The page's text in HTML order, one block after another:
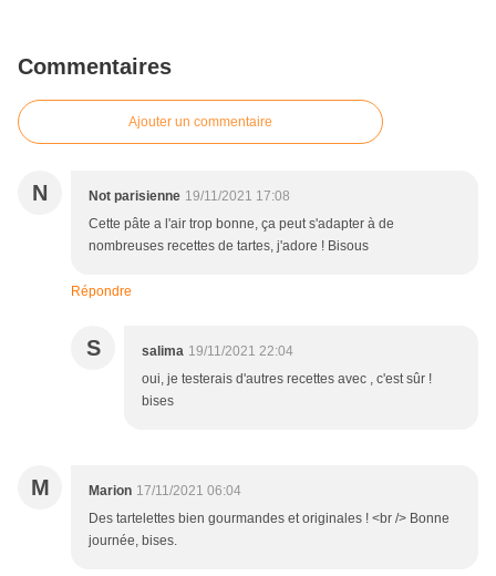
Commentaires
Ajouter un commentaire
N Not parisienne 19/11/2021 17:08
Cette pâte a l'air trop bonne, ça peut s'adapter à de
nombreuses recettes de tartes, j'adore ! Bisous
Répondre
S salima 19/11/2021 22:04
oui, je testerais d'autres recettes avec , c'est sûr !
bises
M Marion 17/11/2021 06:04
Des tartelettes bien gourmandes et originales ! <br /> Bonne
journée, bises.